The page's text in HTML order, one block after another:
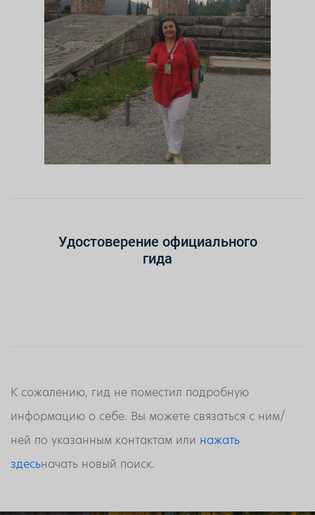
Удостоверение официального
гида
К сожалению, гид не поместил подробную
информацию о себе. Вы можете связаться с ним/
ней по указанным контактам или нажать
здесьначать новый поиск.